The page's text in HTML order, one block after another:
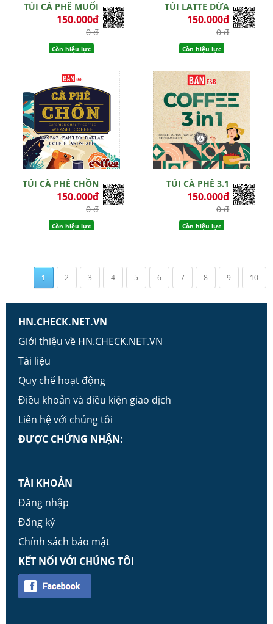
TÚI CÀ PHÊ MUỐI
150.000đ
0 đ
Còn hiệu lực
TÚI LATTE DỪA
150.000đ
0 đ
Còn hiệu lực
TÚI CÀ PHÊ CHỒN
150.000đ
0 đ
Còn hiệu lực
TÚI CÀ PHÊ 3.1
150.000đ
0 đ
Còn hiệu lực
1 2 3 4 5 6 7 8 9 10
HN.CHECK.NET.VN
Giới thiệu về HN.CHECK.NET.VN
Tài liệu
Quy chế hoạt động
Điều khoản và điều kiện giao dịch
Liên hệ với chúng tôi
ĐƯỢC CHỨNG NHẬN:
TÀI KHOẢN
Đăng nhập
Đăng ký
Chính sách bảo mật
KẾT NỐI VỚI CHÚNG TÔI